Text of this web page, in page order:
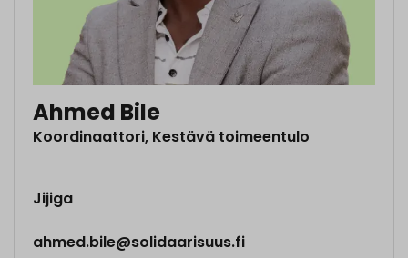
Ahmed Bile
Koordinaattori, Kestävä toimeentulo
Jijiga
ahmed.bile@solidaarisuus.fi